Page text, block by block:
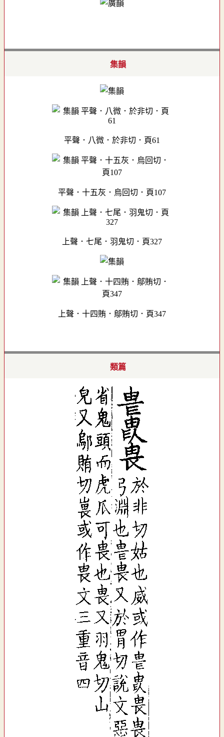
集韻
平聲．八微．於非切．頁61
平聲．十五灰．烏回切．頁107
上聲．七尾．羽鬼切．頁327
上聲．十四賄．鄔賄切．頁347
類篇